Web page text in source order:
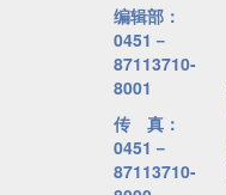
编辑部：
0451－
87113710-
8001
传 真：
0451－
87113710-